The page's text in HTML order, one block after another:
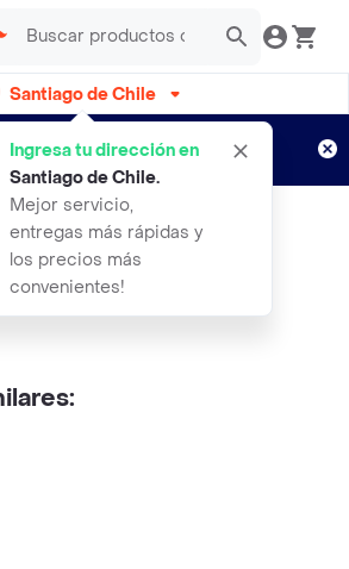
Santiago de Chile
Ingresa tu dirección en
Santiago de Chile.
Mejor servicio,
entregas más rápidas y
los precios más
convenientes!
gratis por semanas
Aplican TyC
de Maple